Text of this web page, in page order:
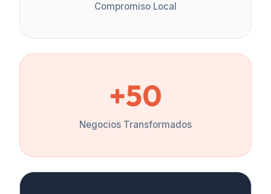
Compromiso Local
+50
Negocios Transformados